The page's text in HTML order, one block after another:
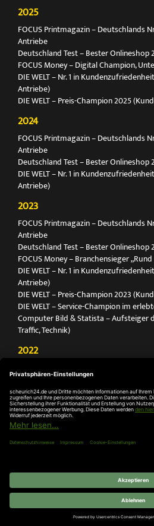
2025
FOCUS Printmagazin – Deutschlands
Antriebe
Deutschland Test – Bester Onlineshop
FOCUS Money – Digital Champion,
DIE WELT – Nr. 1 in
Antriebe)
DIE WELT – Preis-Champion 2025
2024
FOCUS Printmagazin – Deutschlands
Antriebe
Deutschland Test – Bester Onlineshop
DIE WELT – Nr. 1 in
Antriebe)
2023
FOCUS Printmagazin – Deutschlands
Antriebe
Deutschland Test – Bester Onlineshop
FOCUS Money – Branchensieger
DIE WELT – Nr. 1 in
Antriebe)
DIE WELT – Preis-Champion 2023
DIE WELT – Service-Champion im
Computer Bild & Statista – Aufsteiger
Traffic, Technik)
2022
Antriebe
Deutschland Test – Bester Onlineshop
FOCUS Money – Branchensieger
DIE WELT – Service-Champion im
DIE WELT – Branchengewinner Gold-
© 2026